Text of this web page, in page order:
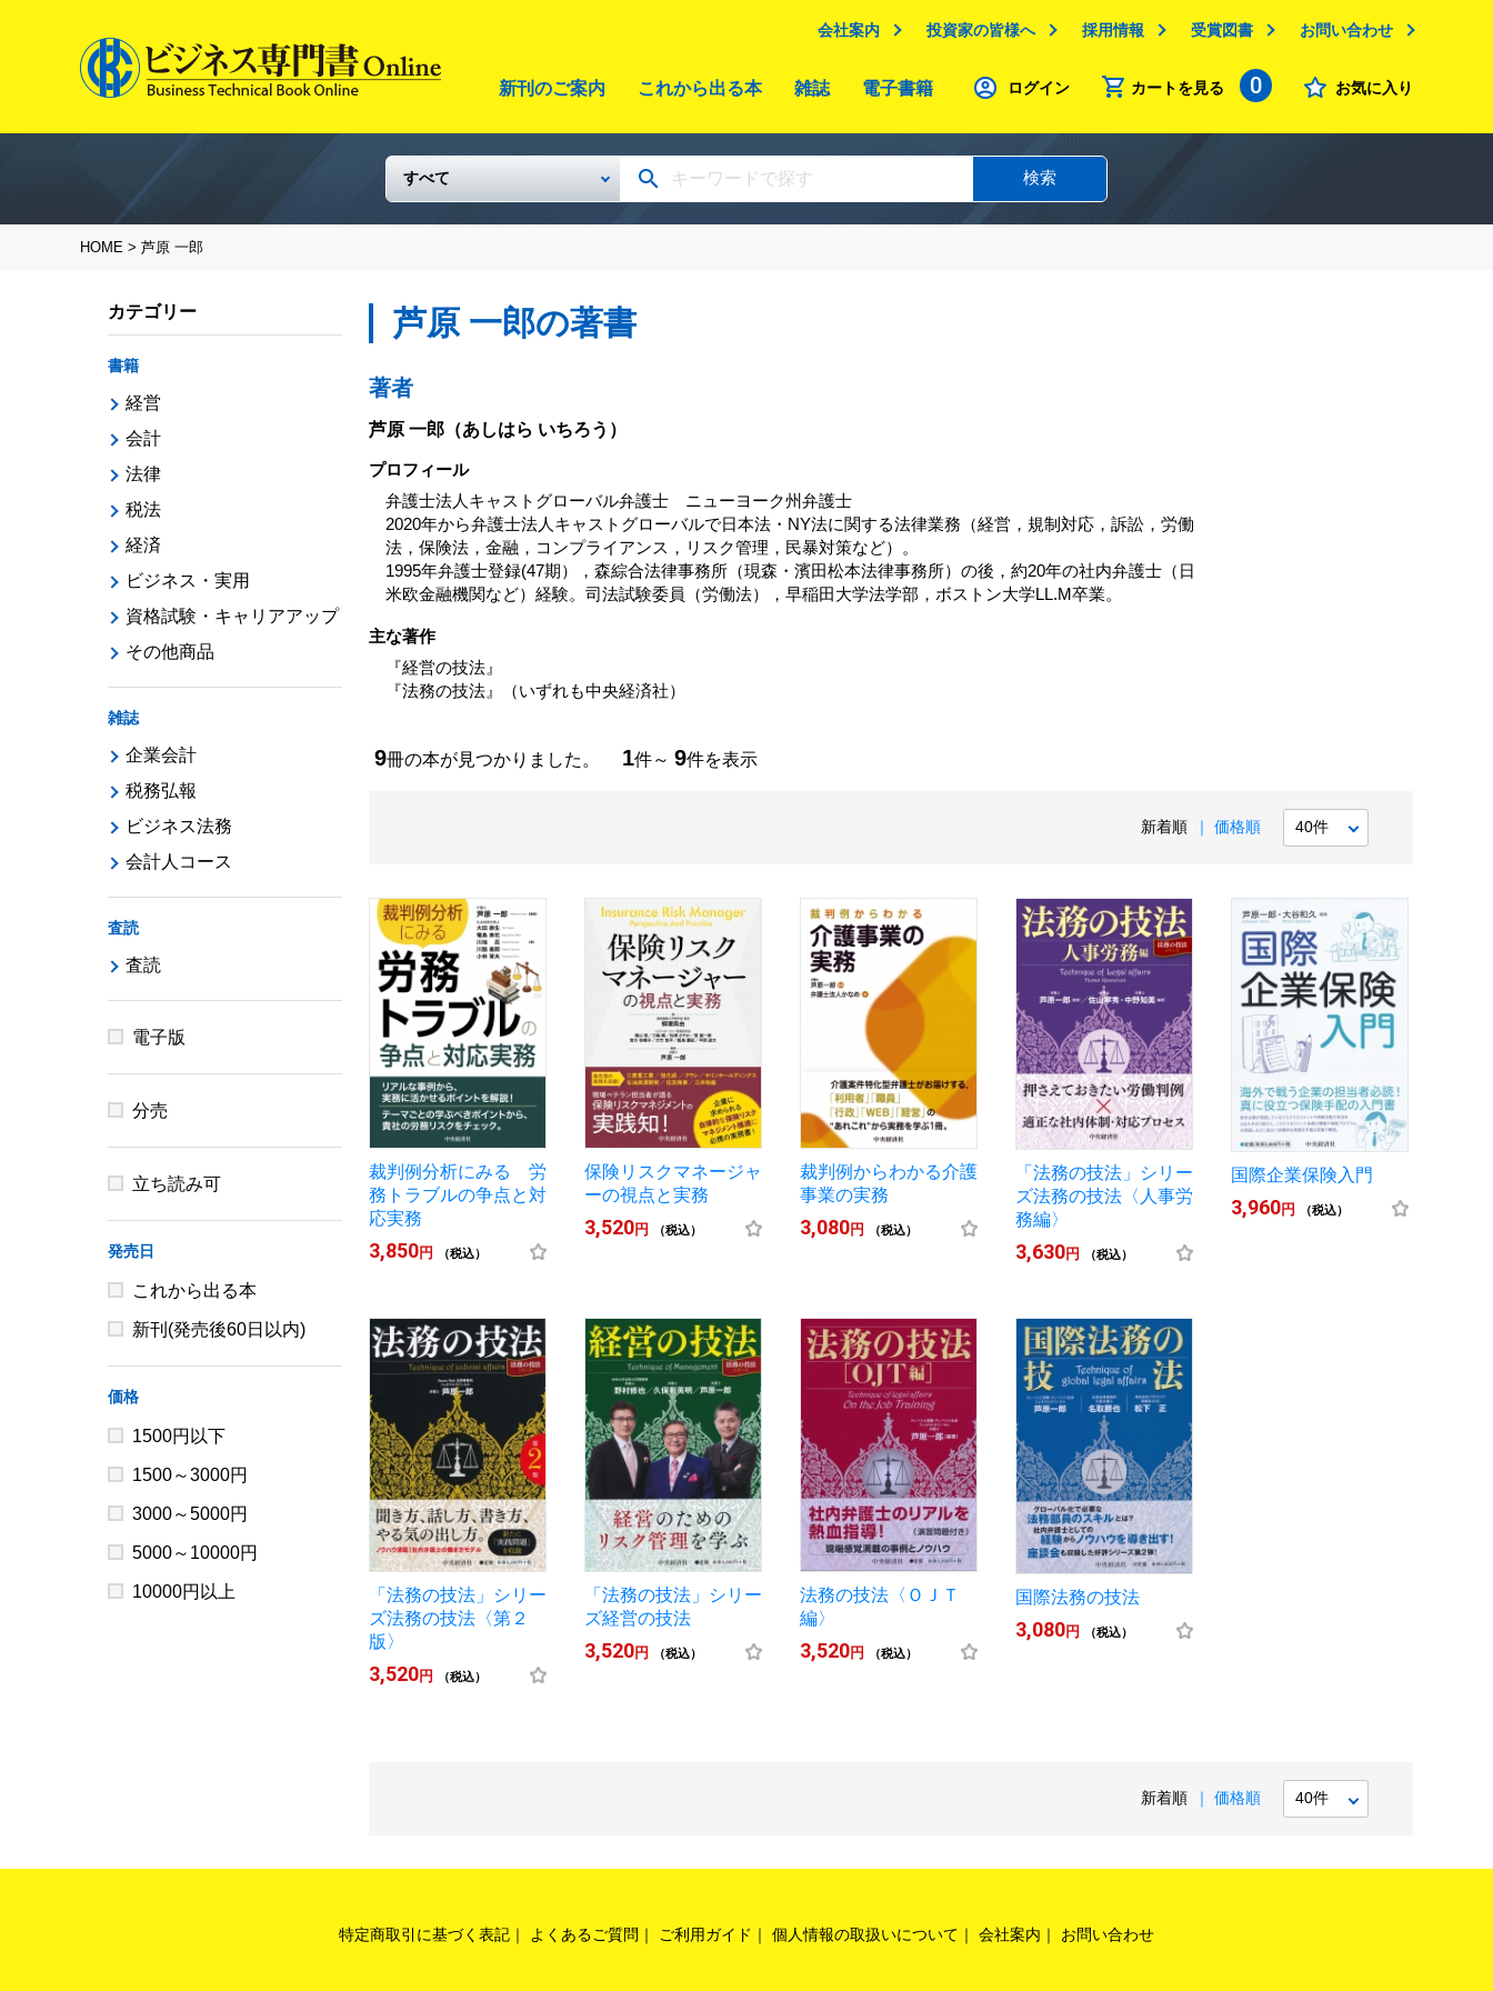
会社案内 投資家の皆様へ 採用情報 受賞図書 お問い合わせ
新刊のご案内 これから出る本 雑誌 電子書籍 ログイン カートを見る 0 お気に入り
検索
HOME > 芦原 一郎
芦原 一郎の著書
著者
芦原 一郎 （あしはら いちろう）
プロフィール
弁護士法人キャストグローバル弁護士 ニューヨーク州弁護士
2020年から弁護士法人キャストグローバルで日本法・NY法に関する法律業務（経営，規制対応，訴訟，労働
法，保険法，金融，コンプライアンス，リスク管理，民暴対策など）。
1995年弁護士登録(47期），森綜合法律事務所（現森・濱田松本法律事務所）の後，約20年の社内弁護士（日
米欧金融機関など）経験。司法試験委員（労働法），早稲田大学法学部，ボストン大学LL.M卒業。
主な著作
『経営の技法』
『法務の技法』（いずれも中央経済社）
9冊の本が見つかりました。 1件～ 9件を表示
新着順 価格順
裁判例分析にみる 労
務トラブルの争点と対
応実務
3,850円 （税込）
保険リスクマネージャ
ーの視点と実務
3,520円 （税込）
裁判例からわかる介護
事業の実務
3,080円 （税込）
「法務の技法」シリー
ズ法務の技法〈人事労
務編〉
3,630円 （税込）
国際企業保険入門
3,960円 （税込）
「法務の技法」シリー
ズ法務の技法〈第２
版〉
3,520円 （税込）
「法務の技法」シリー
ズ経営の技法
3,520円 （税込）
法務の技法〈ＯＪＴ
編〉
3,520円 （税込）
国際法務の技法
3,080円 （税込）
新着順 価格順
カテゴリー
書籍
経営
会計
法律
税法
経済
ビジネス・実用
資格試験・キャリアアップ
その他商品
雑誌
企業会計
税務弘報
ビジネス法務
会計人コース
査読
査読
電子版
分売
立ち読み可
発売日
これから出る本
新刊(発売後60日以内)
価格
1500円以下
1500～3000円
3000～5000円
5000～10000円
10000円以上
特定商取引に基づく表記 よくあるご質問 ご利用ガイド 個人情報の取扱いについて 会社案内 お問い合わせ